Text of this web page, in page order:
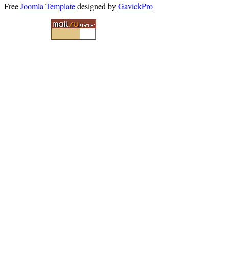
FreeJoomla Templatedesigned byGavickPro